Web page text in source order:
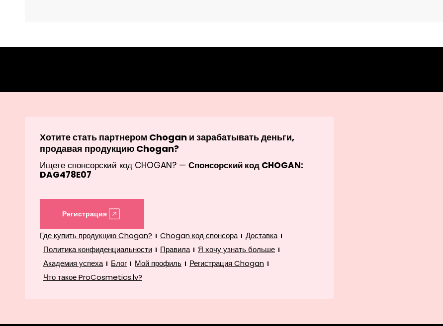
Хотите стать партнером Chogan и зарабатывать деньги,
продавая продукцию Chogan?
Ищете спонсорский код CHOGAN? — Спонсорский код CHOGAN:
DAG478E07
Регистрация
Где купить продукцию Chogan? Chogan код спонсора
Доставка
Политика конфиденциальности
Правила
Я хочу узнать больше
Академия успеха
Блог Мой профиль
Регистрация Chogan
Что такое ProCosmetics.lv?